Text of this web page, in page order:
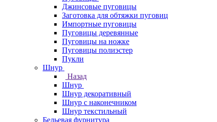
Джинсовые пуговицы
Заготовка для обтяжки пуговиц
Импортные пуговицы
Пуговицы деревянные
Пуговицы на ножке
Пуговицы полиэстер
Пукли
Шнур
Назад
Шнур
Шнур декоративный
Шнур с наконечником
Шнур текстильный
Бельевая фурнитура